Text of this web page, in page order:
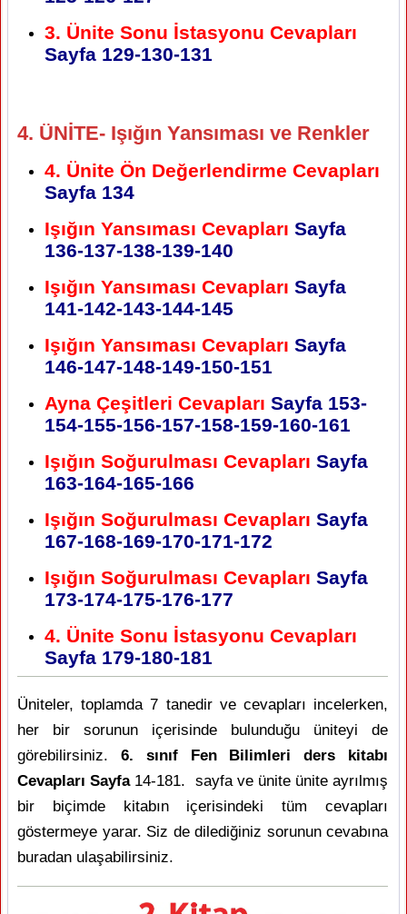
3. Ünite Sonu İstasyonu Cevapları
Sayfa 129-130-131
4. ÜNİTE- Işığın Yansıması ve Renkler
4. Ünite Ön Değerlendirme Cevapları
Sayfa 134
Işığın Yansıması Cevapları Sayfa
136-137-138-139-140
Işığın Yansıması Cevapları Sayfa
141-142-143-144-145
Işığın Yansıması Cevapları Sayfa
146-147-148-149-150-151
Ayna Çeşitleri Cevapları Sayfa 153-
154-155-156-157-158-159-160-161
Işığın Soğurulması Cevapları Sayfa
163-164-165-166
Işığın Soğurulması Cevapları Sayfa
167-168-169-170-171-172
Işığın Soğurulması Cevapları Sayfa
173-174-175-176-177
4. Ünite Sonu İstasyonu Cevapları
Sayfa 179-180-181
Üniteler, toplamda 7 tanedir ve cevapları incelerken,
her bir sorunun içerisinde bulunduğu üniteyi de
görebilirsiniz. 6. sınıf Fen Bilimleri ders kitabı
Cevapları Sayfa14-181. sayfa ve ünite ünite ayrılmış
bir biçimde kitabın içerisindeki tüm cevapları
göstermeye yarar. Siz de dilediğiniz sorunun cevabına
buradan ulaşabilirsiniz.